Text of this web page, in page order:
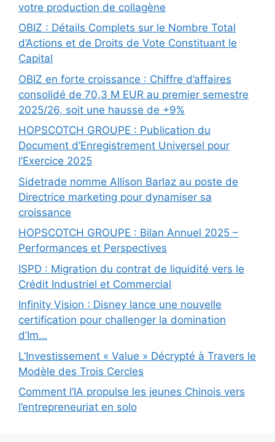
votre production de collagène
OBIZ : Détails Complets sur le Nombre Total
d’Actions et de Droits de Vote Constituant le
Capital
OBIZ en forte croissance : Chiffre d’affaires
consolidé de 70,3 M EUR au premier semestre
2025/26, soit une hausse de +9%
HOPSCOTCH GROUPE : Publication du
Document d’Enregistrement Universel pour
l’Exercice 2025
Sidetrade nomme Allison Barlaz au poste de
Directrice marketing pour dynamiser sa
croissance
HOPSCOTCH GROUPE : Bilan Annuel 2025 –
Performances et Perspectives
ISPD : Migration du contrat de liquidité vers le
Crédit Industriel et Commercial
Infinity Vision : Disney lance une nouvelle
certification pour challenger la domination
d’Im…
L’Investissement « Value » Décrypté à Travers le
Modèle des Trois Cercles
Comment l’IA propulse les jeunes Chinois vers
l’entrepreneuriat en solo